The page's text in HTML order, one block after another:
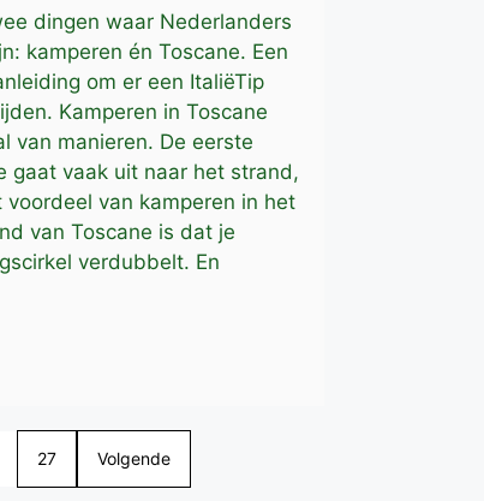
dingen waar Nederlanders
kamperen én Toscane. Een
om er een ItaliëTip
Kamperen in Toscane
van manieren. De eerste
gaat vaak uit naar het strand,
voordeel van kamperen in het
van Toscane is dat je
verdubbelt. En
27 Volgende